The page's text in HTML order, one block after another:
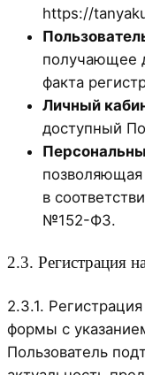
https://
получающее
факта
Личный
доступный
позволяющая
в
№152-ФЗ.
2.3. Регистрация
2.3.1.
формы с
Пользователь